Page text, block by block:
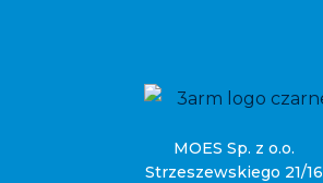
MOES Sp. z o.o.
Strzeszewskiego 21/16